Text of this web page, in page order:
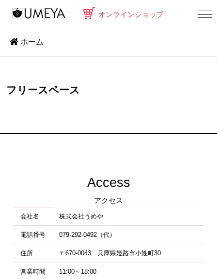
オンラインショップ
ホーム
フリースペース
Access
アクセス
会社名 株式会社うめや
電話番号 079-292-0492（代）
住所 〒670-0043 兵庫県姫路市小姓町30
営業時間 11:00～18:00